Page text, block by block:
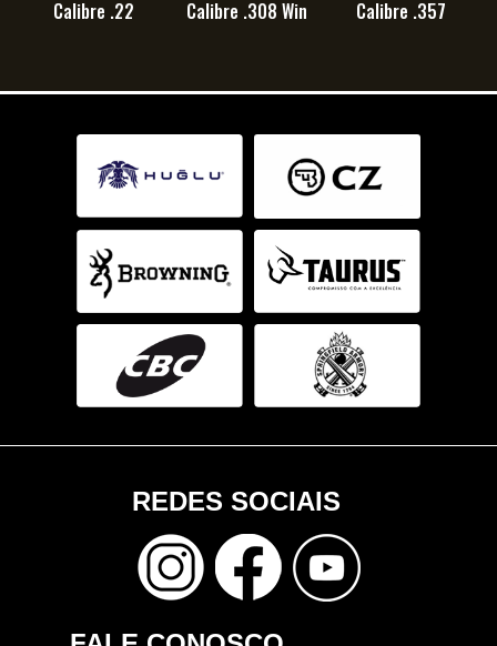
Calibre .22 Calibre .308 Win Calibre .357
REDES SOCIAIS